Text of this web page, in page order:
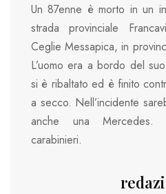
Un 87enne è morto in un
strada provinciale
Ceglie Messapica, in
L’uomo era a bordo del
si è ribaltato ed è finito
a secco. Nell’incidente
anche una Mercedes.
carabinieri.